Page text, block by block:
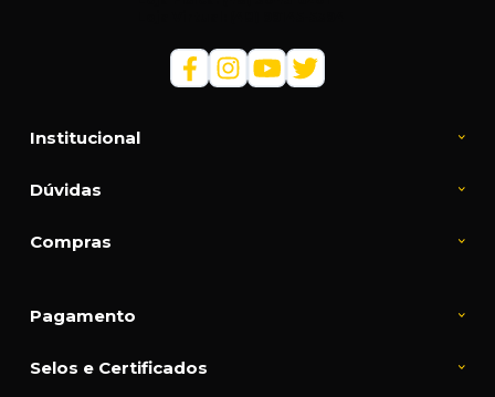
Institucional
Dúvidas
Compras
Pagamento
Selos e Certificados